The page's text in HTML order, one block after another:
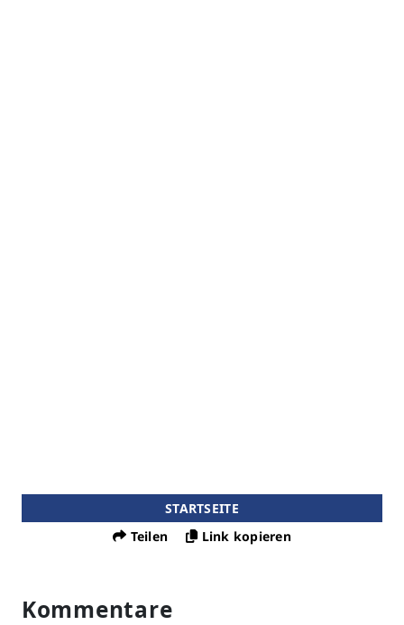
STARTSEITE
Teilen
Link kopieren
Kommentare